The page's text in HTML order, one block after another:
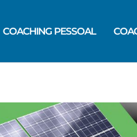
COACHING PESSOAL